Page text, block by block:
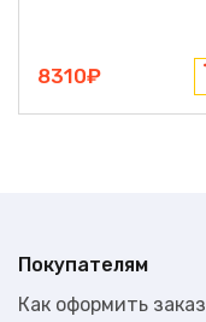
8310₽
Покупателям
Как оформить заказ